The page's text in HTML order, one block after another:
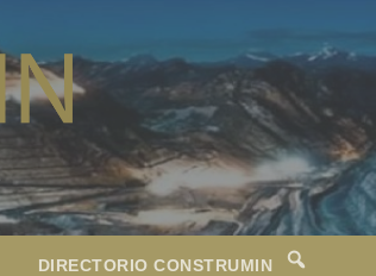
DIRECTORIO CONSTRUMIN